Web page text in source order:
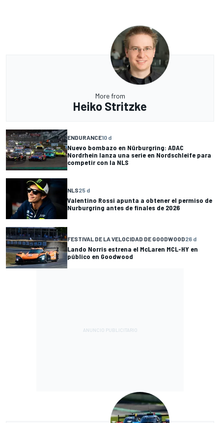
More from
Heiko Stritzke
ENDURANCE10 d
Nuevo bombazo en Nürburgring: ADAC
Nordrhein lanza una serie en Nordschleife para
competir con la NLS
NLS25 d
Valentino Rossi apunta a obtener el permiso de
Nurburgring antes de finales de 2026
FESTIVAL DE LA VELOCIDAD DE GOODWOOD26 d
Lando Norris estrena el McLaren MCL-HY en
público en Goodwood